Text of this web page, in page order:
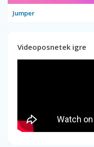
Jumper
Videoposnetek igre